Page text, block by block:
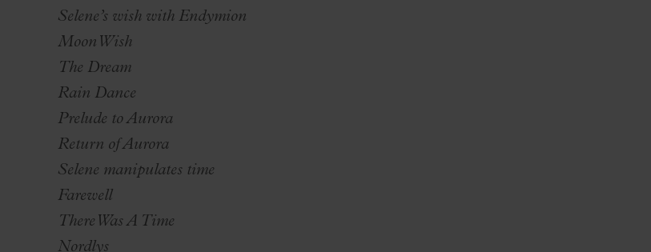
Selene’s wish with Endymion
Moon Wish
The Dream
Rain Dance
Prelude to Aurora
Return of Aurora
Selene manipulates time
Farewell
There Was A Time
Nordlys